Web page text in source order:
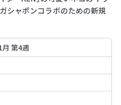
シャポンコラボのための新規
第4週